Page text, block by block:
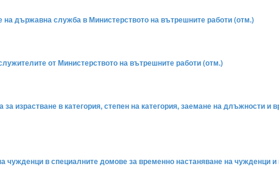
държавна служба в Министерството на вътрешните работи (отм.)
от Министерството на вътрешните работи (отм.)
израстване в категория, степен на категория, заемане на длъжности
в специалните домове за временно настаняване на чужденци и